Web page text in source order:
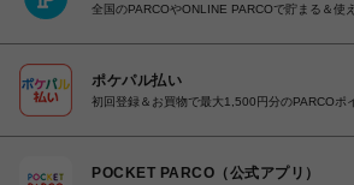
全国のPARCOやONLINE PARCOで貯まる＆使
ポケパル払い
初回登録＆お買物で最大1,500円分のPARCOポ
POCKET PARCO（公式アプリ）